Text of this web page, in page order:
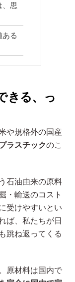
、思
ある
きる、っ
や規格外の国産
ラスチックのこ
石油由来の原料
・輸送のコスト
受けやすいとい
ば、私たちが日
跳ね返ってくる
原材料は国内で